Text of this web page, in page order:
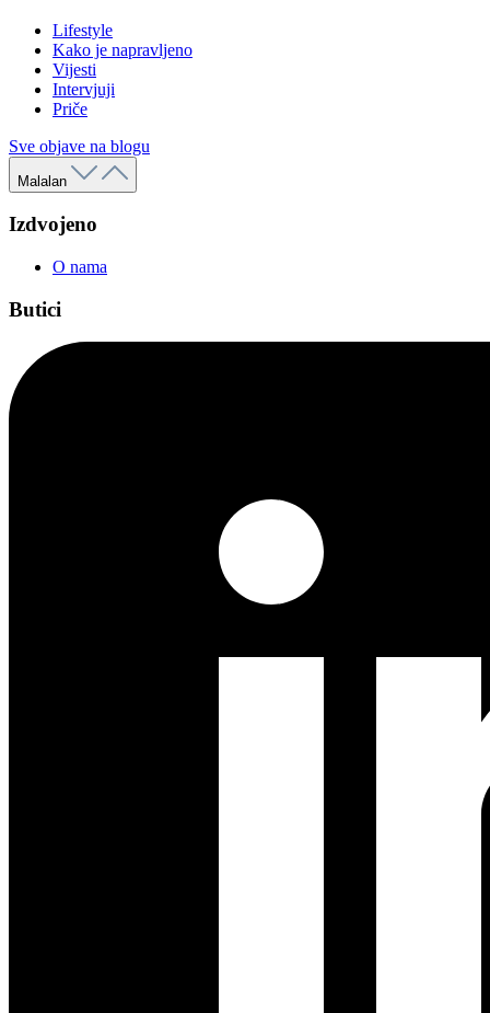
Lifestyle
Kako je napravljeno
Vijesti
Intervjuji
Priče
Sve objave na blogu
Malalan
Izdvojeno
O nama
Butici